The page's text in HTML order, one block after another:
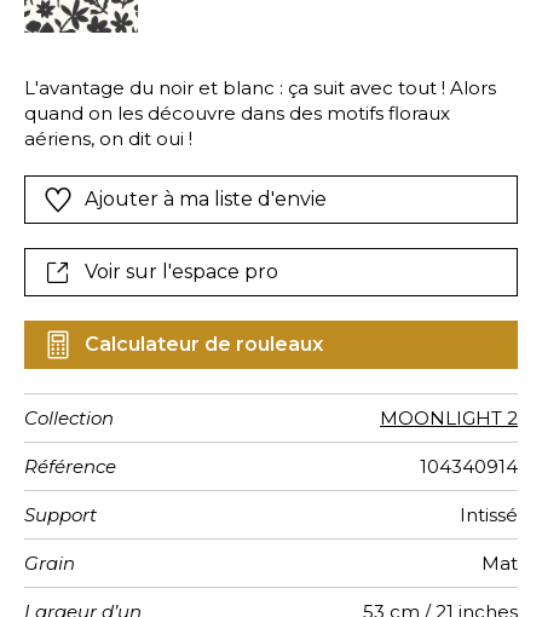
L'avantage du noir et blanc : ça suit avec tout ! Alors
quand on les découvre dans des motifs floraux
aériens, on dit oui !
Ajouter à ma liste d'envie
Voir sur l'espace pro
Calculateur de rouleaux
Collection MOONLIGHT 2
Référence 104340914
Support Intissé
Grain Mat
Largeur d’un
53 cm / 21 inches